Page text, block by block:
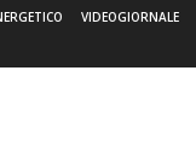
VIDEOGIORNALE